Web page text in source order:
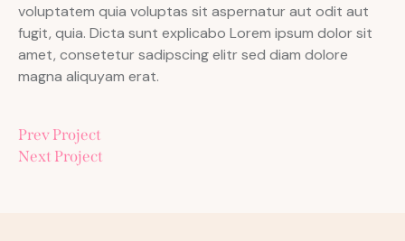
voluptatem quia voluptas sit aspernatur aut odit aut
fugit, quia. Dicta sunt explicabo Lorem ipsum dolor sit
amet, consetetur sadipscing elitr sed diam dolore
magna aliquyam erat.
Prev Project
Next Project